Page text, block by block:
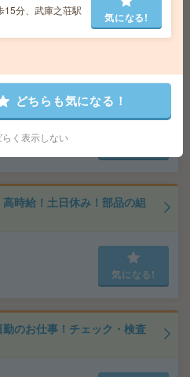
気になる!
の最終検査等[派遣]
時給！土日休み！部品の組
気になる!
のお仕事！チェック・検査
15分、武庫之荘駅
気になる!
どちらも気になる！
らく表示しない